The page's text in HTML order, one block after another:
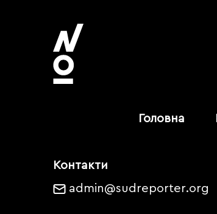
Головна
Контакти
admin@sudreporter.org